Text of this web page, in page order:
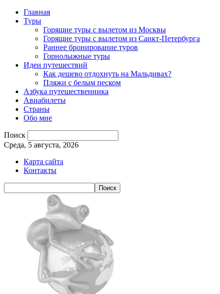
Главная
Туры
Горящие туры с вылетом из Москвы
Горящие туры с вылетом из Санкт-Петербурга
Раннее бронирование туров
Горнолыжные туры
Идеи путешествий
Как дешево отдохнуть на Мальдивах?
Пляжи с белым песком
Азбука путешественника
Авиабилеты
Страны
Обо мне
Поиск
Среда, 5 августа, 2026
Карта сайта
Контакты